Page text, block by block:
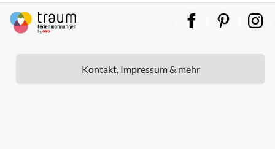
Kontakt, Impressum & mehr